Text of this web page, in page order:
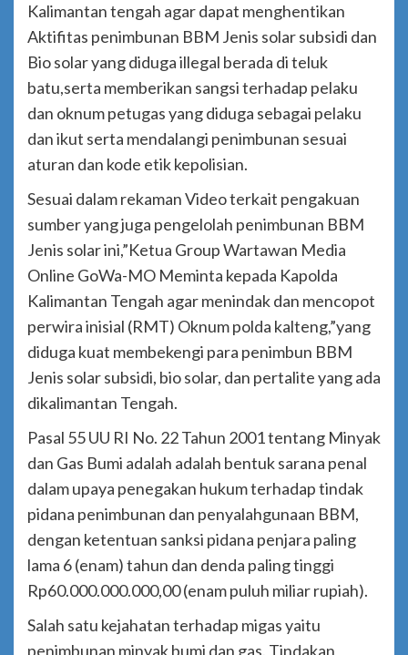
Kalimantan tengah agar dapat menghentikan
Aktifitas penimbunan BBM Jenis solar subsidi dan
Bio solar yang diduga illegal berada di teluk
batu,serta memberikan sangsi terhadap pelaku
dan oknum petugas yang diduga sebagai pelaku
dan ikut serta mendalangi penimbunan sesuai
aturan dan kode etik kepolisian.
Sesuai dalam rekaman Video terkait pengakuan
sumber yang juga pengelolah penimbunan BBM
Jenis solar ini,”Ketua Group Wartawan Media
Online GoWa-MO Meminta kepada Kapolda
Kalimantan Tengah agar menindak dan mencopot
perwira inisial (RMT) Oknum polda kalteng,”yang
diduga kuat membekengi para penimbun BBM
Jenis solar subsidi, bio solar, dan pertalite yang ada
dikalimantan Tengah.
Pasal 55 UU RI No. 22 Tahun 2001 tentang Minyak
dan Gas Bumi adalah adalah bentuk sarana penal
dalam upaya penegakan hukum terhadap tindak
pidana penimbunan dan penyalahgunaan BBM,
dengan ketentuan sanksi pidana penjara paling
lama 6 (enam) tahun dan denda paling tinggi
Rp60.000.000.000,00 (enam puluh miliar rupiah).
Salah satu kejahatan terhadap migas yaitu
penimbunan minyak bumi dan gas. Tindakan